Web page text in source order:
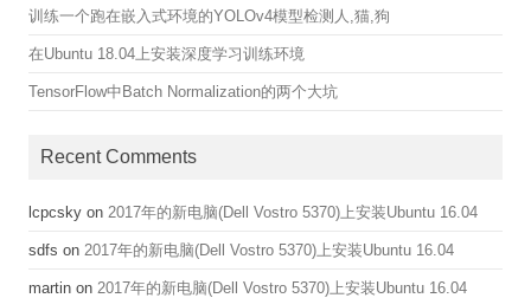
训练一个跑在嵌入式环境的YOLOv4模型检测人,猫,狗
在Ubuntu 18.04上安装深度学习训练环境
TensorFlow中Batch Normalization的两个大坑
Recent Comments
lcpcsky on 2017年的新电脑(Dell Vostro 5370)上安装Ubuntu 16.04
sdfs on 2017年的新电脑(Dell Vostro 5370)上安装Ubuntu 16.04
martin on 2017年的新电脑(Dell Vostro 5370)上安装Ubuntu 16.04